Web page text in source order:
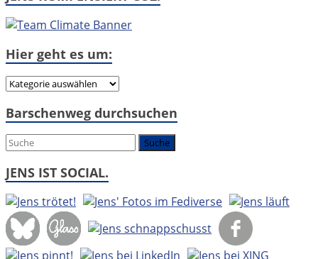
Hier geht es um:
Hier
es
Barschenweg durchsuchen
JENS IST SOCIAL.